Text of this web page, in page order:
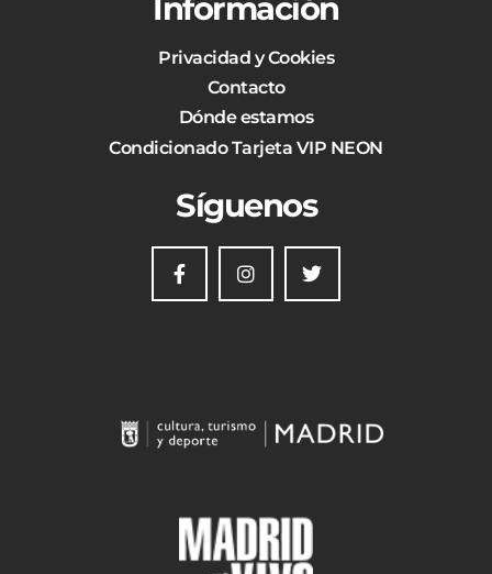
Información
Privacidad y Cookies
Contacto
Dónde estamos
Condicionado Tarjeta VIP NEON
Síguenos